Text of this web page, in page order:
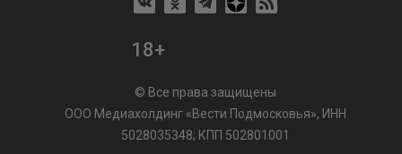
18+
© Все права защищены
ООО Медиахолдинг «Вести Подмосковья», ИНН
5028035348; КПП 502801001